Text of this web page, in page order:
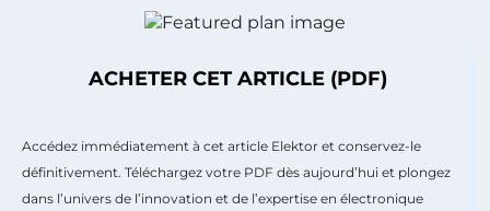
ACHETER CET ARTICLE (PDF)
Accédez immédiatement à cet article Elektor et conservez-le
définitivement. Téléchargez votre PDF dès aujourd’hui et plongez
dans l’univers de l’innovation et de l’expertise en électronique